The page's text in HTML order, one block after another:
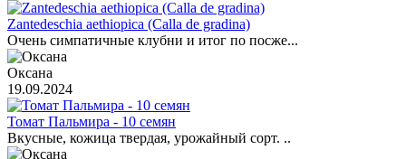
Zantedeschia aethiopica (Calla de gradina)
Очень симпатичные клубни и итог по посже...
Оксана
19.09.2024
Томат Пальмира - 10 семян
Вкусные, кожица твердая, урожайный сорт. ..